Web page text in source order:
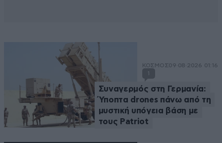
ΚΟΣΜΟΣ09·08·2026 01:16
1
Συναγερμός στη Γερμανία:
Ύποπτα drones πάνω από τη
μυστική υπόγεια βάση με
τους Patriot